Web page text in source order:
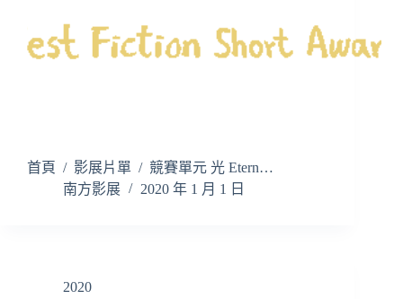
首頁 / 影展片單 / 競賽單元 光 Etern…
南方影展
2020 年 1 月 1 日
2020